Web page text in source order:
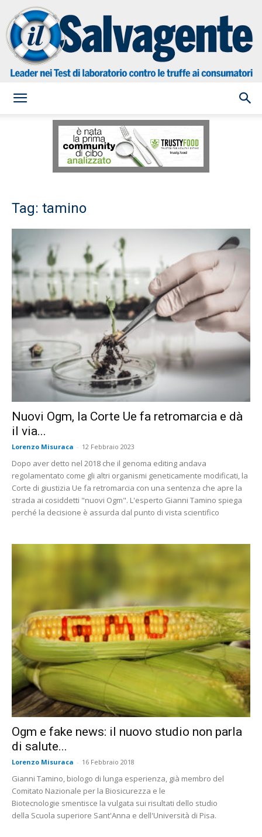
Salvagente
Tag: tamino
Nuovi Ogm, la Corte Ue fa retromarcia e dà
il via...
Lorenzo Misuraca - 12 Febbraio 2023
Dopo aver detto nel 2018 che il genoma editing andava
regolamentato come gli altri organismi geneticamente modificati, la
Corte di giustizia Ue fa retromarcia con una sentenza che apre la
strada ai cosiddetti "nuovi Ogm". L'esperto Gianni Tamino spiega
perché la decisione è assurda dal punto di vista scientifico
Ogm e fake news: il nuovo studio non parla
di salute...
Lorenzo Misuraca - 16 Febbraio 2018
Gianni Tamino, biologo di lunga esperienza, già membro del
Comitato Nazionale per la Biosicurezza e le
Biotecnologie smentisce la vulgata sui risultati dello studio
della Scuola superiore Sant'Anna e dell'Università di Pisa.